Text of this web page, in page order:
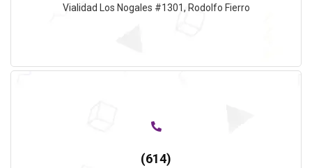
Vialidad Los Nogales #1301, Rodolfo Fierro
(614)